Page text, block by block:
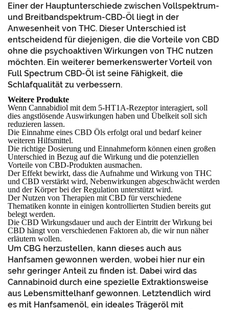
Einer der Hauptunterschiede zwischen Vollspektrum-
und Breitbandspektrum-CBD-Öl liegt in der
Anwesenheit von THC. Dieser Unterschied ist
entscheidend für diejenigen, die die Vorteile von CBD
ohne die psychoaktiven Wirkungen von THC nutzen
möchten. Ein weiterer bemerkenswerter Vorteil von
Full Spectrum CBD-Öl ist seine Fähigkeit, die
Schlafqualität zu verbessern.
Weitere Produkte
Wenn Cannabidiol mit dem 5-HT1A-Rezeptor interagiert, soll
dies angstlösende Auswirkungen haben und Übelkeit soll sich
reduzieren lassen.
Die Einnahme eines CBD Öls erfolgt oral und bedarf keiner
weiteren Hilfsmittel.
Die richtige Dosierung und Einnahmeform können einen großen
Unterschied in Bezug auf die Wirkung und die potenziellen
Vorteile von CBD-Produkten ausmachen.
Der Effekt bewirkt, dass die Aufnahme und Wirkung von THC
und CBD verstärkt wird, Nebenwirkungen abgeschwächt werden
und der Körper bei der Regulation unterstützt wird.
Der Nutzen von Therapien mit CBD für verschiedene
Thematiken konnte in einigen kontrollierten Studien bereits gut
belegt werden.
Die CBD Wirkungsdauer und auch der Eintritt der Wirkung bei
CBD hängt von verschiedenen Faktoren ab, die wir nun näher
erläutern wollen.
Um CBG herzustellen, kann dieses auch aus
Hanfsamen gewonnen werden, wobei hier nur ein
sehr geringer Anteil zu finden ist. Dabei wird das
Cannabinoid durch eine spezielle Extraktionsweise
aus Lebensmittelhanf gewonnen. Letztendlich wird
es mit Hanfsamenöl, ein ideales Trägeröl mit